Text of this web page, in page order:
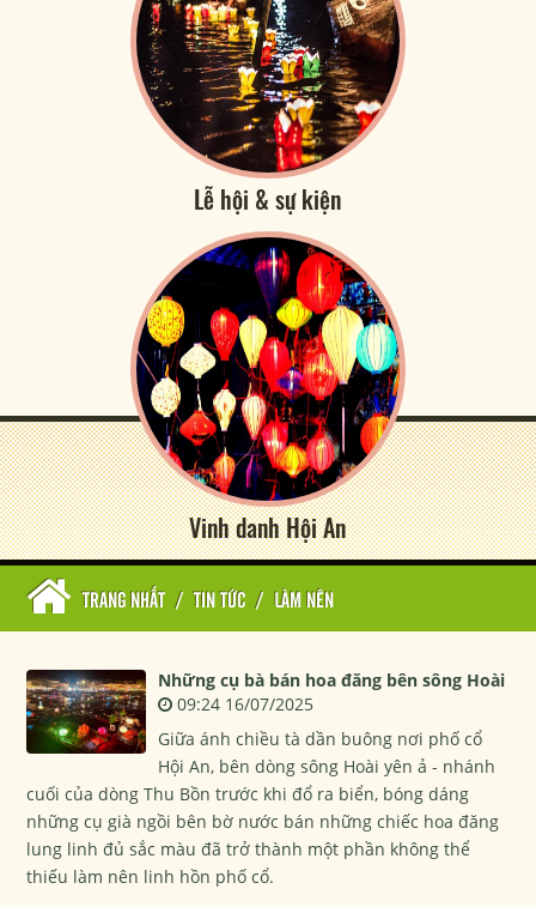
Lễ hội & sự kiện
Vinh danh Hội An
TRANG NHẤT / TIN TỨC / LÀM NÊN
Những cụ bà bán hoa đăng bên sông Hoài
09:24 16/07/2025
Giữa ánh chiều tà dần buông nơi phố cổ
Hội An, bên dòng sông Hoài yên ả - nhánh
cuối của dòng Thu Bồn trước khi đổ ra biển, bóng dáng
những cụ già ngồi bên bờ nước bán những chiếc hoa đăng
lung linh đủ sắc màu đã trở thành một phần không thể
thiếu làm nên linh hồn phố cổ.